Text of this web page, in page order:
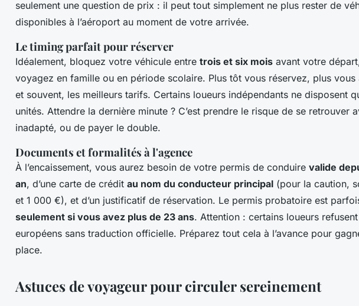
seulement une question de prix : il peut tout simplement ne plus rester de
disponibles à l’aéroport au moment de votre arrivée.
Le timing parfait pour réserver
Idéalement, bloquez votre véhicule entre trois et six mois avant votre
voyagez en famille ou en période scolaire. Plus tôt vous réservez, plus
et souvent, les meilleurs tarifs. Certains loueurs indépendants ne disposent
unités. Attendre la dernière minute ? C’est prendre le risque de se retrouver
inadapté, ou de payer le double.
Documents et formalités à l'agence
À l’encaissement, vous aurez besoin de votre permis de conduire valide
an, d’une carte de crédit au nom du conducteur principal (pour la caution,
et 1 000 €), et d’un justificatif de réservation. Le permis probatoire est
seulement si vous avez plus de 23 ans. Attention : certains loueurs
européens sans traduction officielle. Préparez tout cela à l’avance pour
place.
Astuces de voyageur pour circuler sereinement